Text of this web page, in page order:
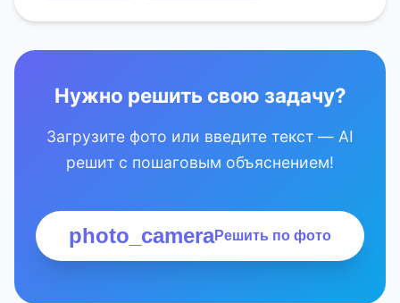
Нужно решить свою задачу?
Загрузите фото или введите текст — AI
решит с пошаговым объяснением!
photo_cameraРешить по фото